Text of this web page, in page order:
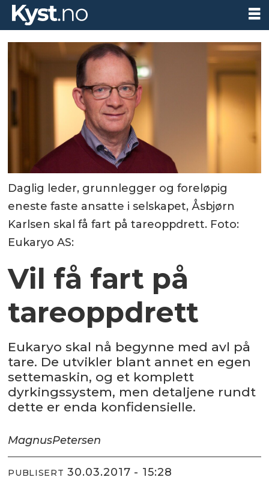
Daglig leder, grunnlegger og foreløpig
eneste faste ansatte i selskapet, Åsbjørn
Karlsen skal få fart på tareoppdrett. Foto:
Eukaryo AS:
Vil få fart på
tareoppdrett
Eukaryo skal nå begynne med avl på
tare. De utvikler blant annet en egen
settemaskin, og et komplett
dyrkingssystem, men detaljene rundt
dette er enda konfidensielle.
MagnusPetersen
PUBLISERT 30.03.2017 - 15:28